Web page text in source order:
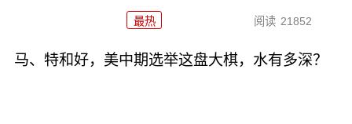
最热 阅读 21852
马、特和好，美中期选举这盘大棋，水有多深？